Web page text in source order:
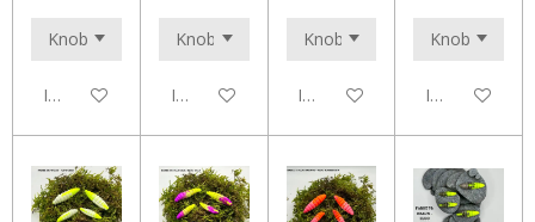
In den WarenkorbIn den WarenkorbIn den WarenkorbIn den